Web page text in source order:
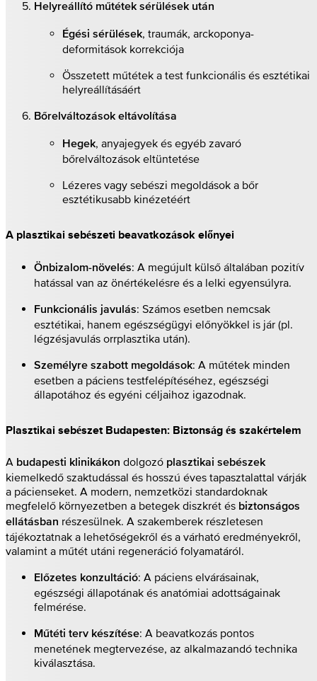
Helyreállító műtétek sérülések után
Égési sérülések, traumák, arckoponya-
deformitások korrekciója
Összetett műtétek a test funkcionális és esztétikai
helyreállításáért
Bőrelváltozások eltávolítása
Hegek, anyajegyek és egyéb zavaró
bőrelváltozások eltüntetése
Lézeres vagy sebészi megoldások a bőr
esztétikusabb kinézetéért
A plasztikai sebészeti beavatkozások előnyei
Önbizalom-növelés: A megújult külső általában pozitív
hatással van az önértékelésre és a lelki egyensúlyra.
Funkcionális javulás: Számos esetben nemcsak
esztétikai, hanem egészségügyi előnyökkel is jár (pl.
légzésjavulás orrplasztika után).
Személyre szabott megoldások: A műtétek minden
esetben a páciens testfelépítéséhez, egészségi
állapotához és egyéni céljaihoz igazodnak.
Plasztikai sebészet Budapesten: Biztonság és szakértelem
A budapesti klinikákon dolgozó plasztikai sebészek
kiemelkedő szaktudással és hosszú éves tapasztalattal várják
a pácienseket. A modern, nemzetközi standardoknak
megfelelő környezetben a betegek diszkrét és biztonságos
ellátásban részesülnek. A szakemberek részletesen
tájékoztatnak a lehetőségekről és a várható eredményekről,
valamint a műtét utáni regeneráció folyamatáról.
Előzetes konzultáció: A páciens elvárásainak,
egészségi állapotának és anatómiai adottságainak
felmérése.
Műtéti terv készítése: A beavatkozás pontos
menetének megtervezése, az alkalmazandó technika
kiválasztása.